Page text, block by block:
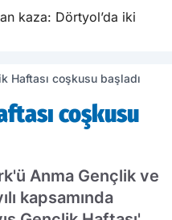
kaza: Dörtyol’da iki
Haftası coşkusu başladı
coşkusu
Anma Gençlik ve
kapsamında